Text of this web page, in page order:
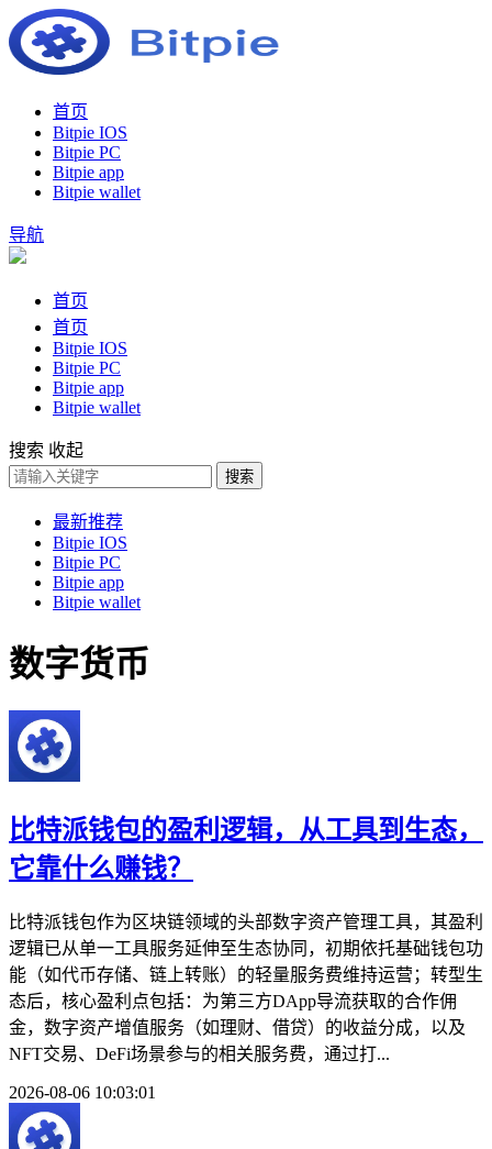
首页
Bitpie IOS
Bitpie PC
Bitpie app
Bitpie wallet
导航
首页
首页
Bitpie IOS
Bitpie PC
Bitpie app
Bitpie wallet
搜索 收起
搜索
最新推荐
Bitpie IOS
Bitpie PC
Bitpie app
Bitpie wallet
数字货币
比特派钱包的盈利逻辑，从工具到生态，
它靠什么赚钱？
比特派钱包作为区块链领域的头部数字资产管理工具，其盈利
逻辑已从单一工具服务延伸至生态协同，初期依托基础钱包功
能（如代币存储、链上转账）的轻量服务费维持运营；转型生
态后，核心盈利点包括：为第三方DApp导流获取的合作佣
金，数字资产增值服务（如理财、借贷）的收益分成，以及
NFT交易、DeFi场景参与的相关服务费，通过打...
2026-08-06 10:03:01